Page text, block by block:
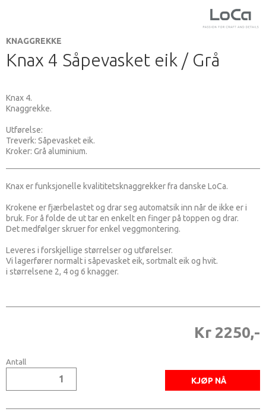
KNAGGREKKE
Knax 4 Såpevasket eik / Grå
Knax 4.
Knaggrekke.
Utførelse:
Treverk: Såpevasket eik.
Kroker: Grå aluminium.
Knax er funksjonelle kvalititetsknaggrekker fra danske LoCa.
Krokene er fjærbelastet og drar seg automatsik inn når de ikke er i
bruk. For å folde de ut tar en enkelt en finger på toppen og drar.
Det medfølger skruer for enkel veggmontering.
Leveres i forskjellige størrelser og utførelser.
Vi lagerfører normalt i såpevasket eik, sortmalt eik og hvit.
i størrelsene 2, 4 og 6 knagger.
Kr 2250,-
Antall